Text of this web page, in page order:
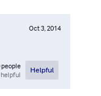
Oct 3, 2014
people
Helpful